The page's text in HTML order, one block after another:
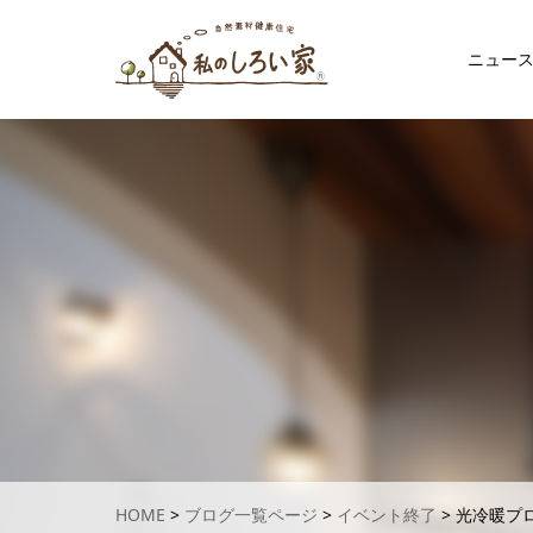
ニュー
HOME > ブログ一覧ページ > イベント終了 > 光冷暖プ